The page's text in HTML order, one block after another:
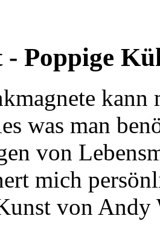
- Poppige
kann
was man
von
mich
von Andy